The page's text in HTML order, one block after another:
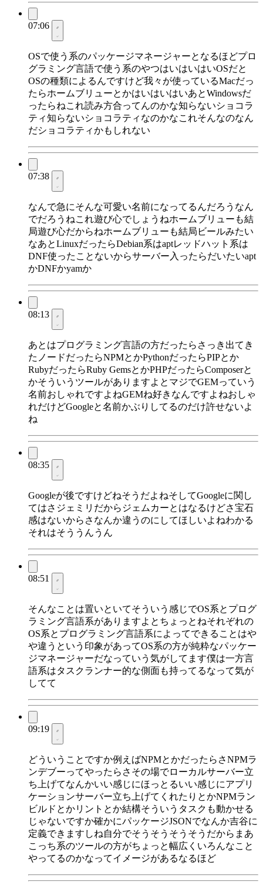
07:06
OSで使う系のパッケージマネージャーとなるほどプロ
グラミング言語で使う系のやつはいはいはいOSだと
OSの種類によるんですけど我々が使っているMacだっ
たらホームブリューとかはいはいはいあとWindowsだ
ったらねこれ読み方合ってんのかな知らないショコラ
ティ知らないショコラティなのかなこれそんなのなん
だショコラティかもしれない
07:38
なんで急にそんな可愛い名前になってるんだろうなん
でだろうねこれ遊び心でしょうねホームブリューも結
局遊び心だからねホームブリューも結局ビールみたい
なあとLinuxだったらDebian系はaptレッドハット系は
DNF使ったことないからサーバー入ったらだいたいapt
かDNFかyamか
08:13
あとはプログラミング言語の方だったらさっき出てき
たノードだったらNPMとかPythonだったらPIPとか
RubyだったらRuby GemsとかPHPだったらComposerと
かそういうツールがありますよとマジでGEMっていう
名前おしゃれですよねGEMね好きなんですよねおしゃ
れだけどGoogleと名前かぶりしてるのだけ許せないよ
ね
08:35
Googleが後ですけどねそうだよねそしてGoogleに関し
てはさジェミリだからジェムカーとはなるけどさ宝石
感はないからさなんか違うのにしてほしいよねわかる
それはそううんうん
08:51
そんなことは置いといてそういう感じでOS系とプログ
ラミング言語系がありますよとちょっとねそれぞれの
OS系とプログラミング言語系によってできることはや
や違うという印象があってOS系の方が純粋なパッケー
ジマネージャーだなっていう気がしてます僕は一方言
語系はタスクランナー的な側面も持ってるなって気が
してて
09:19
どういうことですか例えばNPMとかだったらさNPMラ
ンデブーってやったらさその場でローカルサーバー立
ち上げてなんかいい感じにほっとるいい感じにアプリ
ケーションサーバー立ち上げてくれたりとかNPMラン
ビルドとかリントとか結構そういうタスクも動かせる
じゃないですか確かにパッケージJSONでなんか吉谷に
定義できますしね自分でそうそうそうそうだからまあ
こっち系のツールの方がちょっと幅広くいろんなこと
やってるのかなってイメージがあるなるほど